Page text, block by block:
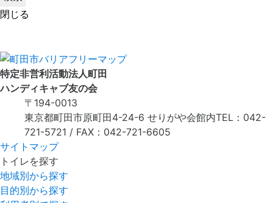
閉じる
特定非営利活動法人町田
ハンディキャブ友の会
〒194-0013
東京都町田市原町田4-24-6 せりがや会館内TEL：042-
721-5721 / FAX：042-721-6605
サイトマップ
トイレを探す
地域別から探す
目的別から探す